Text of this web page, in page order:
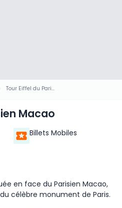
Tour Eiffel du Parisien Macao
Macao
Billets Mobiles
en face du Parisien Macao,
célèbre monument de Paris.